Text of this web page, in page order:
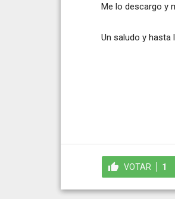
Me lo descargo y
Un saludo y hasta
VOTAR 1